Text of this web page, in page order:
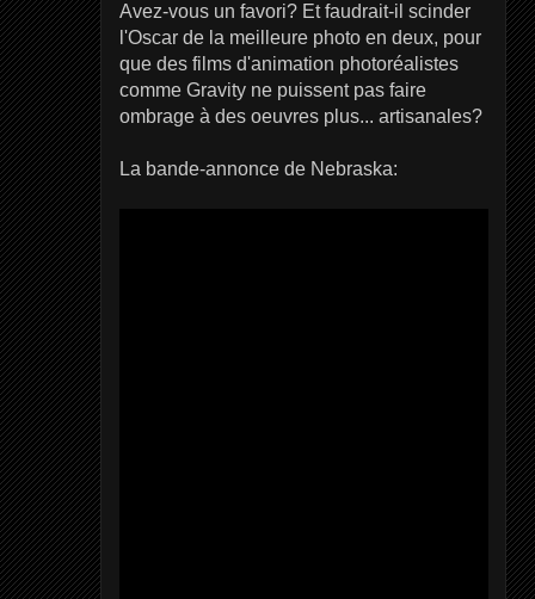
Avez-vous un favori? Et faudrait-il scinder
l'Oscar de la meilleure photo en deux, pour
que des films d'animation photoréalistes
comme Gravity ne puissent pas faire
ombrage à des oeuvres plus... artisanales?
La bande-annonce de Nebraska: